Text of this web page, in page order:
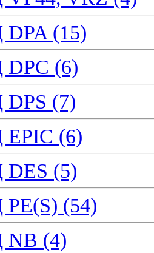
(15)
(6)
(7)
(6)
(5)
(54)
(4)